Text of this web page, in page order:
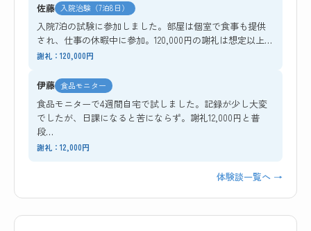
佐藤 入院治験（7泊8日）
入院7泊の試験に参加しました。部屋は個室で食事も提供
され、仕事の休暇中に参加。120,000円の謝礼は想定以上…
謝礼：120,000円
伊藤 食品モニター
食品モニターで4週間自宅で試しました。記録が少し大変
でしたが、日課になると苦にならず。謝礼12,000円と普
段…
謝礼：12,000円
体験談一覧へ →